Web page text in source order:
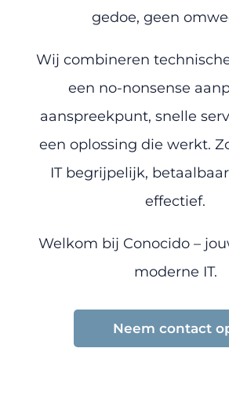
gedoe, geen
Wij combineren
een no-nonsense
aanspreekpunt, snelle
een oplossing die werkt.
IT begrijpelijk,
effectief.
Welkom bij Conocido –
moderne IT.
Neem contact